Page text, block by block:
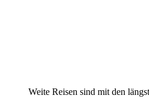
Weite Reisen sind mit den